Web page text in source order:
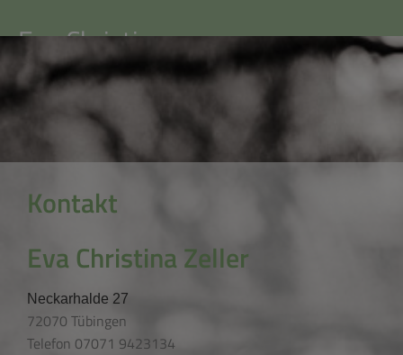
Eva Christina
Zeller
Kontakt
Eva Christina Zeller
Neckarhalde 27
72070 Tübingen
Telefon 07071 9423134